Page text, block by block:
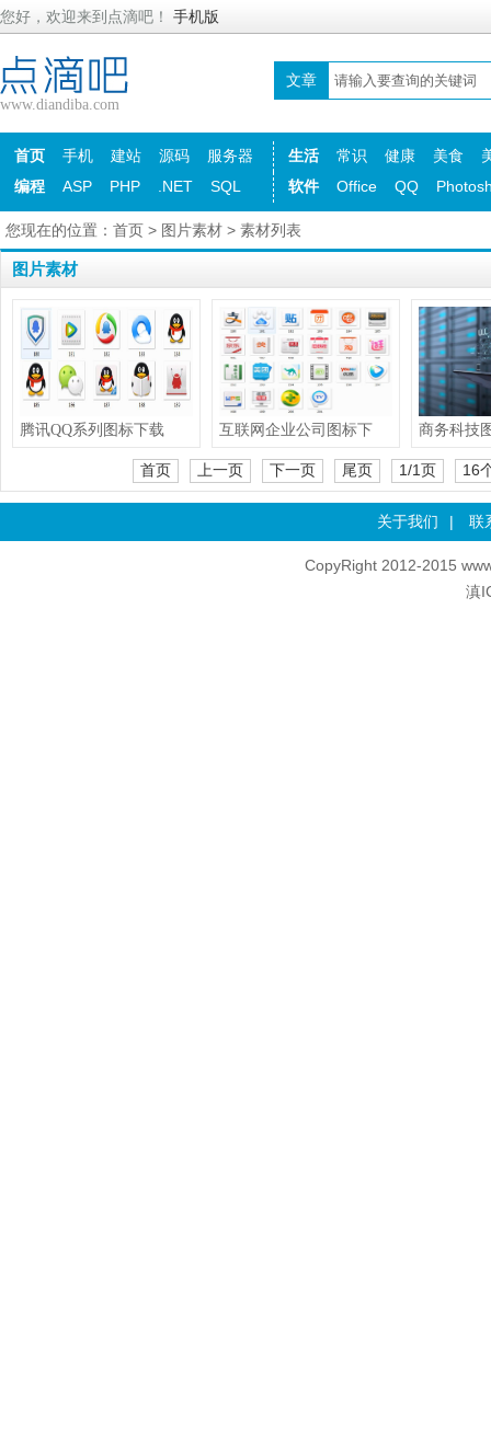
您好，欢迎来到点滴吧！ 手机版
www.diandiba.com
文章
首页 手机 建站 源码 服务器 生活 常识 健康 美食
编程
ASP PHP .NET SQL 软件 Office QQ
您现在的位置： 首页 > 图片素材 > 素材列表
图片素材
腾讯QQ系列图标下载 互联网企业公司图标下 商务科技
首页 上一页 下一页 尾页 1/1页 16
关于我们 | 联
CopyRight 2012-2015
滇